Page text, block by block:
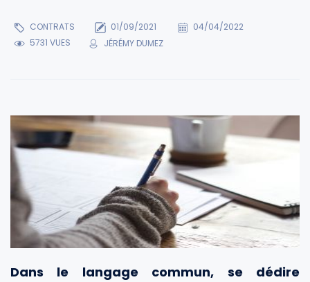
CONTRATS 01/09/2021
04/04/2022
5731 VUES
JÉRÉMY DUMEZ
Dans le langage commun, se dédire